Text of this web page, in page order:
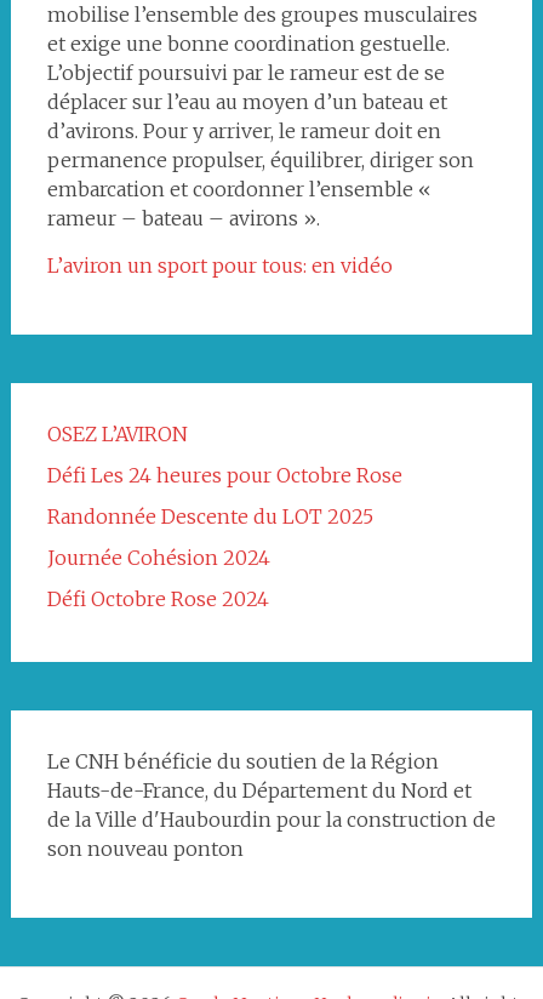
mobilise l’ensemble des groupes musculaires
et exige une bonne coordination gestuelle.
L’objectif poursuivi par le rameur est de se
déplacer sur l’eau au moyen d’un bateau et
d’avirons. Pour y arriver, le rameur doit en
permanence propulser, équilibrer, diriger son
embarcation et coordonner l’ensemble «
rameur – bateau – avirons ».
L’aviron un sport pour tous: en vidéo
OSEZ L’AVIRON
Défi Les 24 heures pour Octobre Rose
Randonnée Descente du LOT 2025
Journée Cohésion 2024
Défi Octobre Rose 2024
Le CNH bénéficie du soutien de la Région
Hauts-de-France, du Département du Nord et
de la Ville d'Haubourdin pour la construction de
son nouveau ponton